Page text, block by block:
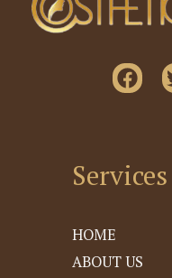
Services
HOME
ABOUT US